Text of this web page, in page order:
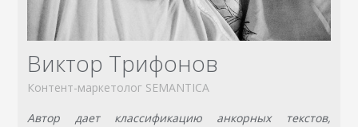
Виктор Трифонов
Контент-маркетолог SEMANTICA
Автор дает классификацию анкорных текстов,